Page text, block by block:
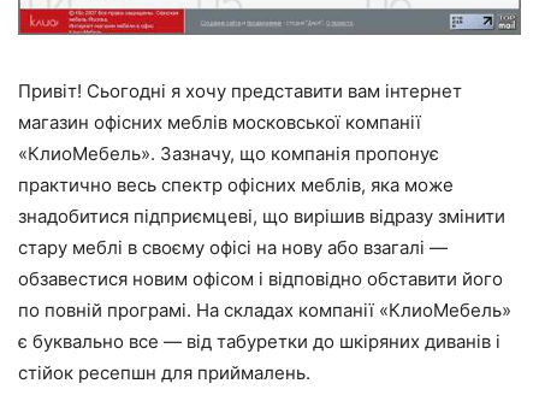
Привіт! Сьогодні я хочу представити вам інтернет
магазин офісних меблів московської компанії
«КлиоМебель». Зазначу, що компанія пропонує
практично весь спектр офісних меблів, яка може
знадобитися підприємцеві, що вирішив відразу змінити
стару меблі в своєму офісі на нову або взагалі —
обзавестися новим офісом і відповідно обставити його
по повній програмі. На складах компанії «КлиоМебель»
є буквально все — від табуретки до шкіряних диванів і
стійок ресепшн для приймалень.